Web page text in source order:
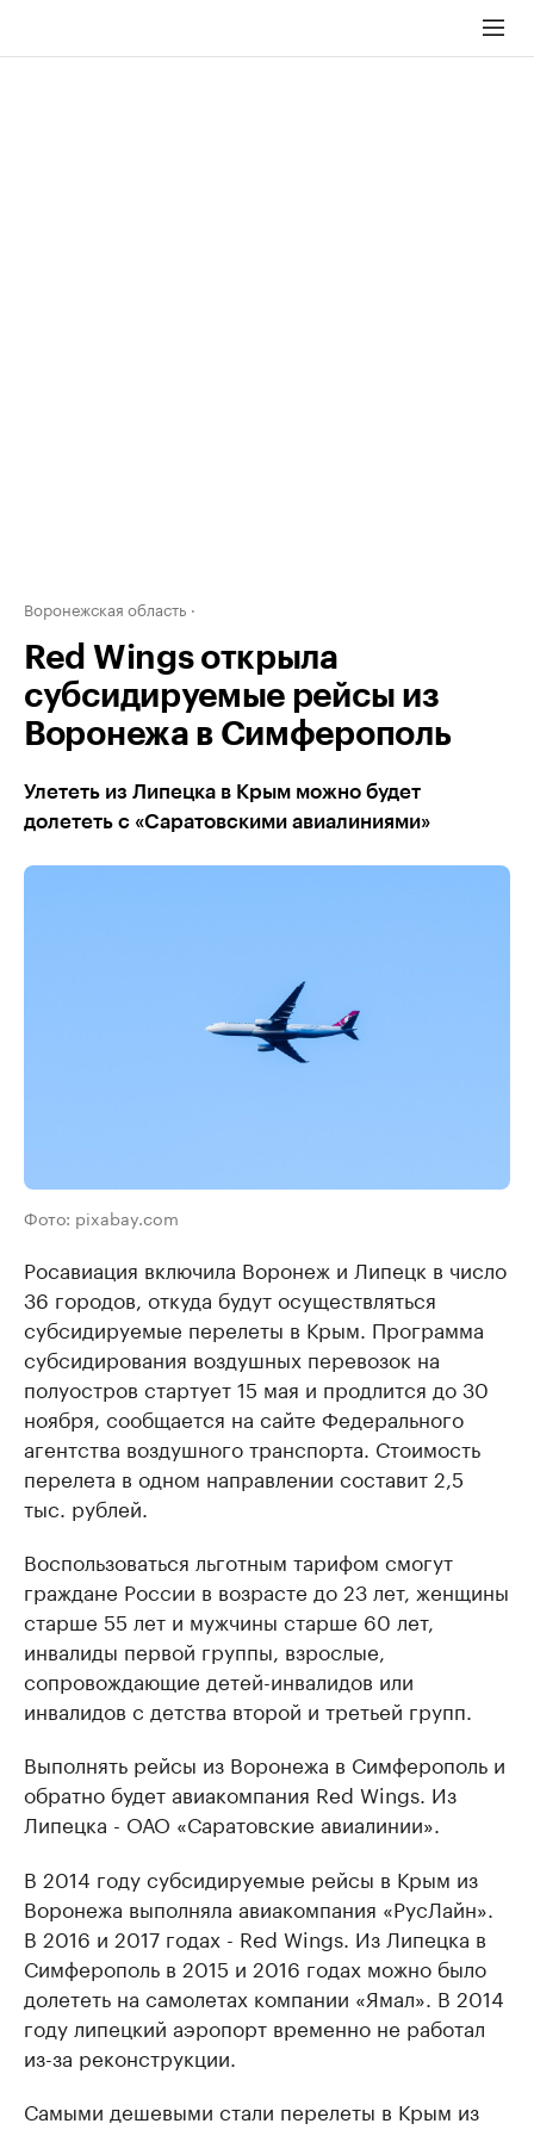
Воронежская область
Red Wings открыла
субсидируемые рейсы из
Воронежа в Симферополь
Улететь из Липецка в Крым можно будет
долететь с «Саратовскими авиалиниями»
Фото: pixabay.com
Росавиация включила Воронеж и Липецк в число
36 городов, откуда будут осуществляться
субсидируемые перелеты в Крым. Программа
субсидирования воздушных перевозок на
полуостров стартует 15 мая и продлится до 30
ноября, сообщается на сайте Федерального
агентства воздушного транспорта. Стоимость
перелета в одном направлении составит 2,5
тыс. рублей.
Воспользоваться льготным тарифом смогут
граждане России в возрасте до 23 лет, женщины
старше 55 лет и мужчины старше 60 лет,
инвалиды первой группы, взрослые,
сопровождающие детей-инвалидов или
инвалидов с детства второй и третьей групп.
Выполнять рейсы из Воронежа в Симферополь и
обратно будет авиакомпания Red Wings. Из
Липецка - ОАО «Саратовские авиалинии».
В 2014 году субсидируемые рейсы в Крым из
Воронежа выполняла авиакомпания «РусЛайн».
В 2016 и 2017 годах - Red Wings. Из Липецка в
Симферополь в 2015 и 2016 годах можно было
долететь на самолетах компании «Ямал». В 2014
году липецкий аэропорт временно не работал
из-за реконструкции.
Самыми дешевыми стали перелеты в Крым из